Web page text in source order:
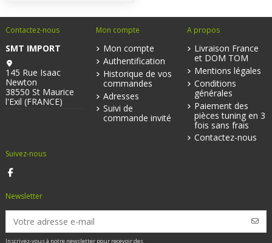
Contactez-nous
SMT IMPORT
145 Rue Isaac
Newton
38550 St Maurice
l'Exil (FRANCE)
Mon compte
Mon compte
Authentification
Historique de vos
commandes
Adresses
Suivi de
commande invité
A propos
Livraison France
et DOM TOM
Mentions légales
Conditions
générales
Paiement des
pièces tuning en 3
fois sans frais
Contactez-nous
Suivez-nous
Newsletter
Inscrivez-vous à notre newsletter pour recevoir des